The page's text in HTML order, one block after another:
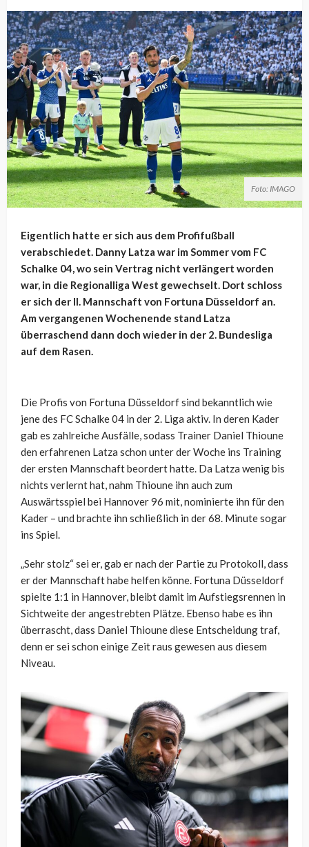
Foto: IMAGO
Eigentlich hatte er sich aus dem Profifußball
verabschiedet. Danny Latza war im Sommer vom FC
Schalke 04, wo sein Vertrag nicht verlängert worden
war, in die Regionalliga West gewechselt. Dort schloss
er sich der II. Mannschaft von Fortuna Düsseldorf an.
Am vergangenen Wochenende stand Latza
überraschend dann doch wieder in der 2. Bundesliga
auf dem Rasen.
Die Profis von Fortuna Düsseldorf sind bekanntlich wie
jene des FC Schalke 04 in der 2. Liga aktiv. In deren Kader
gab es zahlreiche Ausfälle, sodass Trainer Daniel Thioune
den erfahrenen Latza schon unter der Woche ins Training
der ersten Mannschaft beordert hatte. Da Latza wenig bis
nichts verlernt hat, nahm Thioune ihn auch zum
Auswärtsspiel bei Hannover 96 mit, nominierte ihn für den
Kader – und brachte ihn schließlich in der 68. Minute sogar
ins Spiel.
„Sehr stolz“ sei er, gab er nach der Partie zu Protokoll, dass
er der Mannschaft habe helfen könne. Fortuna Düsseldorf
spielte 1:1 in Hannover, bleibt damit im Aufstiegsrennen in
Sichtweite der angestrebten Plätze. Ebenso habe es ihn
überrascht, dass Daniel Thioune diese Entscheidung traf,
denn er sei schon einige Zeit raus gewesen aus diesem
Niveau.